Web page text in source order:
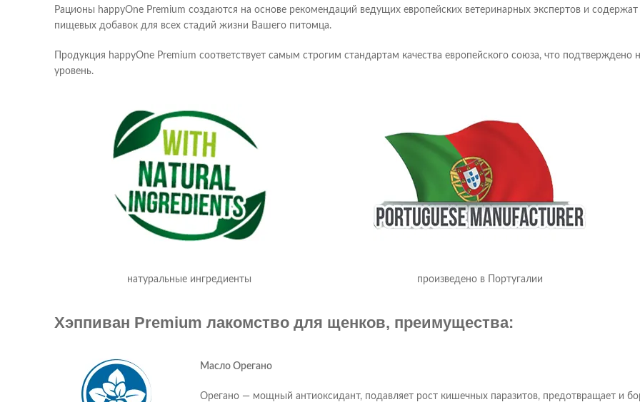
Рационы happyOne Premium создаются на основе рекомендаций ведущих европейских ветеринарных экспертов и
пищевых добавок для всех стадий жизни Вашего питомца.
Продукция happyOne Premium соответствует самым строгим стандартам качества европейского союза, что
уровень.
натуральные ингредиенты произведено в Португалии
Хэппиван Premium лакомство для щенков, преимущества:
Масло Орегано
Орегано — мощный антиоксидант, подавляет рост кишечных паразитов, предотвращает и